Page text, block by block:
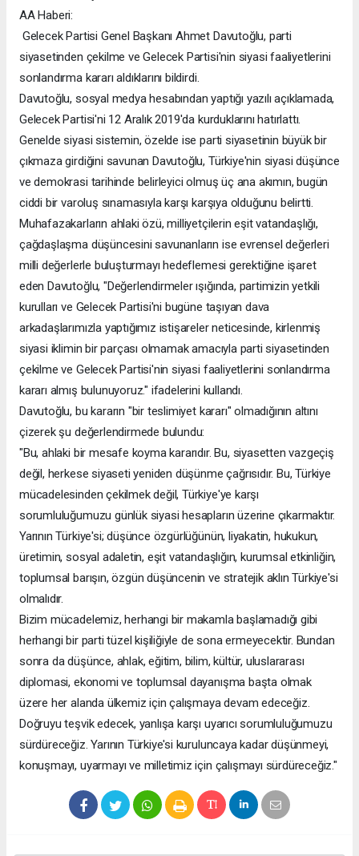
AA Haberi:
Gelecek Partisi Genel Başkanı Ahmet Davutoğlu, parti
siyasetinden çekilme ve Gelecek Partisi'nin siyasi faaliyetlerini
sonlandırma kararı aldıklarını bildirdi.
Davutoğlu, sosyal medya hesabından yaptığı yazılı açıklamada,
Gelecek Partisi'ni 12 Aralık 2019'da kurduklarını hatırlattı.
Genelde siyasi sistemin, özelde ise parti siyasetinin büyük bir
çıkmaza girdiğini savunan Davutoğlu, Türkiye'nin siyasi düşünce
ve demokrasi tarihinde belirleyici olmuş üç ana akımın, bugün
ciddi bir varoluş sınamasıyla karşı karşıya olduğunu belirtti.
Muhafazakarların ahlaki özü, milliyetçilerin eşit vatandaşlığı,
çağdaşlaşma düşüncesini savunanların ise evrensel değerleri
milli değerlerle buluşturmayı hedeflemesi gerektiğine işaret
eden Davutoğlu, "Değerlendirmeler ışığında, partimizin yetkili
kurulları ve Gelecek Partisi'ni bugüne taşıyan dava
arkadaşlarımızla yaptığımız istişareler neticesinde, kirlenmiş
siyasi iklimin bir parçası olmamak amacıyla parti siyasetinden
çekilme ve Gelecek Partisi'nin siyasi faaliyetlerini sonlandırma
kararı almış bulunuyoruz." ifadelerini kullandı.
Davutoğlu, bu kararın "bir teslimiyet kararı" olmadığının altını
çizerek şu değerlendirmede bulundu:
"Bu, ahlaki bir mesafe koyma kararıdır. Bu, siyasetten vazgeçiş
değil, herkese siyaseti yeniden düşünme çağrısıdır. Bu, Türkiye
mücadelesinden çekilmek değil, Türkiye'ye karşı
sorumluluğumuzu günlük siyasi hesapların üzerine çıkarmaktır.
Yarının Türkiye'si; düşünce özgürlüğünün, liyakatin, hukukun,
üretimin, sosyal adaletin, eşit vatandaşlığın, kurumsal etkinliğin,
toplumsal barışın, özgün düşüncenin ve stratejik aklın Türkiye'si
olmalıdır.
Bizim mücadelemiz, herhangi bir makamla başlamadığı gibi
herhangi bir parti tüzel kişiliğiyle de sona ermeyecektir. Bundan
sonra da düşünce, ahlak, eğitim, bilim, kültür, uluslararası
diplomasi, ekonomi ve toplumsal dayanışma başta olmak
üzere her alanda ülkemiz için çalışmaya devam edeceğiz.
Doğruyu teşvik edecek, yanlışa karşı uyarıcı sorumluluğumuzu
sürdüreceğiz. Yarının Türkiye'si kuruluncaya kadar düşünmeyi,
konuşmayı, uyarmayı ve milletimiz için çalışmayı sürdüreceğiz."